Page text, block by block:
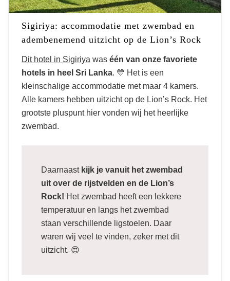
Sigiriya: accommodatie met zwembad en
adembenemend uitzicht op de Lion’s Rock
Dit hotel in Sigiriya was één van onze favoriete
hotels in heel Sri Lanka. 💛 Het is een
kleinschalige accommodatie met maar 4 kamers.
Alle kamers hebben uitzicht op de Lion’s Rock. Het
grootste pluspunt hier vonden wij het heerlijke
zwembad.
Daarnaastkijk je vanuit het zwembad
uit over de rijstvelden en de Lion’s
Rock! Het zwembad heeft een lekkere
temperatuur en langs het zwembad
staan verschillende ligstoelen. Daar
waren wij veel te vinden, zeker met dit
uitzicht. 😍